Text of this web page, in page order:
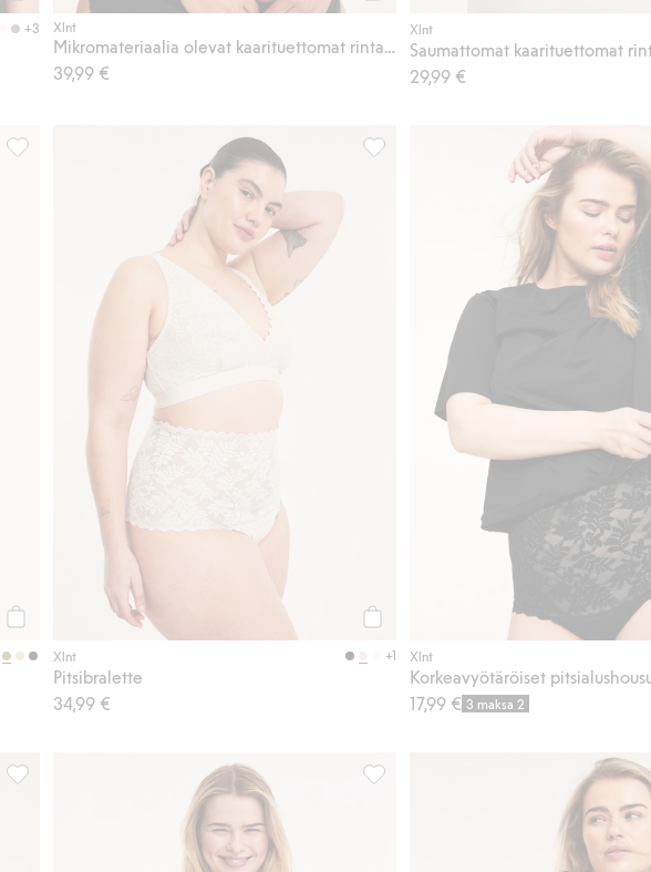
Osta
+3 Xlnt
Mikromateriaalia olevat kaarituettomat rintaliivit
39,99 €
Xlnt
Saumattomat kaarituettomat
29,99 €
Sukkahousut, 20 denieriä, Lisää suosikkeihin
Xlnt +1
Pitsibralette
34,99 €
Pitsibralette, Lisää suosikkeihin
Xlnt
Korkeavyötäröiset
17,99 € 3 maksa 2
Topatut rintaliivit joustavasta pitsistä, Lisää suosikkeihinMikromateriaalia oleva t-paitaliivi,